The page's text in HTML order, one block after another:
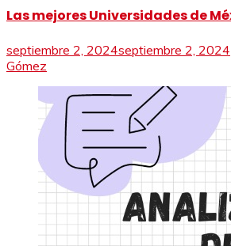
Las mejores Universidades de
septiembre 2, 2024septiembre 2, 2024
Gómez